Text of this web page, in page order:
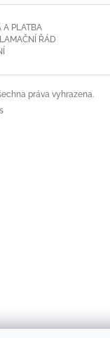
A PLATBA
ŘÁD
práva vyhrazena.